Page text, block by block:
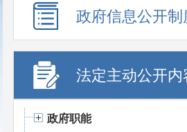
政府信息公开制
法定主动公开内
政府职能